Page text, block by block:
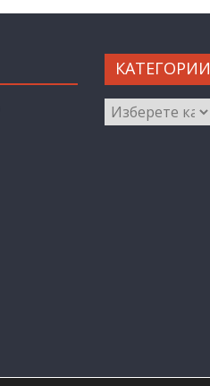
КАТЕГОРИИ
КАТЕГОРИИ